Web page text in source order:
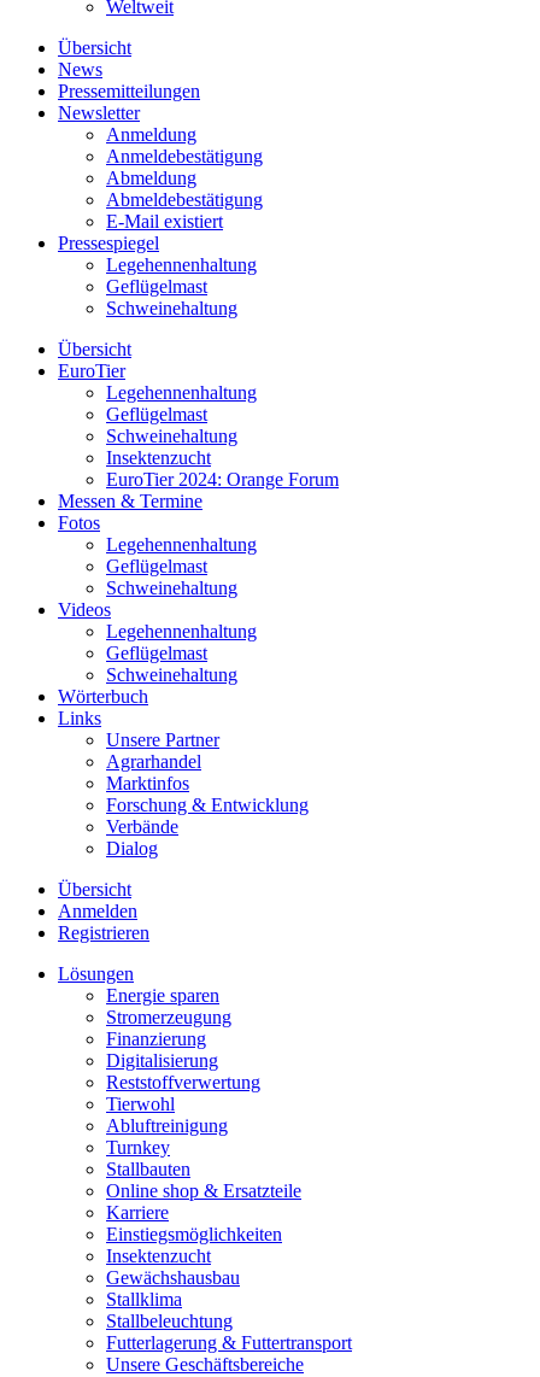
Weltweit
Übersicht
News
Pressemitteilungen
Newsletter
Anmeldung
Anmeldebestätigung
Abmeldung
Abmeldebestätigung
E-Mail existiert
Pressespiegel
Legehennenhaltung
Geflügelmast
Schweinehaltung
Übersicht
EuroTier
Legehennenhaltung
Geflügelmast
Schweinehaltung
Insektenzucht
EuroTier 2024: Orange Forum
Messen & Termine
Fotos
Legehennenhaltung
Geflügelmast
Schweinehaltung
Videos
Legehennenhaltung
Geflügelmast
Schweinehaltung
Wörterbuch
Links
Unsere Partner
Agrarhandel
Marktinfos
Forschung & Entwicklung
Verbände
Dialog
Übersicht
Anmelden
Registrieren
Lösungen
Energie sparen
Stromerzeugung
Finanzierung
Digitalisierung
Reststoffverwertung
Tierwohl
Abluftreinigung
Turnkey
Stallbauten
Online shop & Ersatzteile
Karriere
Einstiegsmöglichkeiten
Insektenzucht
Gewächshausbau
Stallklima
Stallbeleuchtung
Futterlagerung & Futtertransport
Unsere Geschäftsbereiche